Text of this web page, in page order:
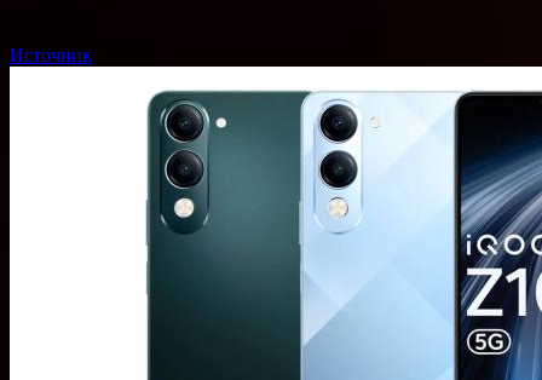
Источник